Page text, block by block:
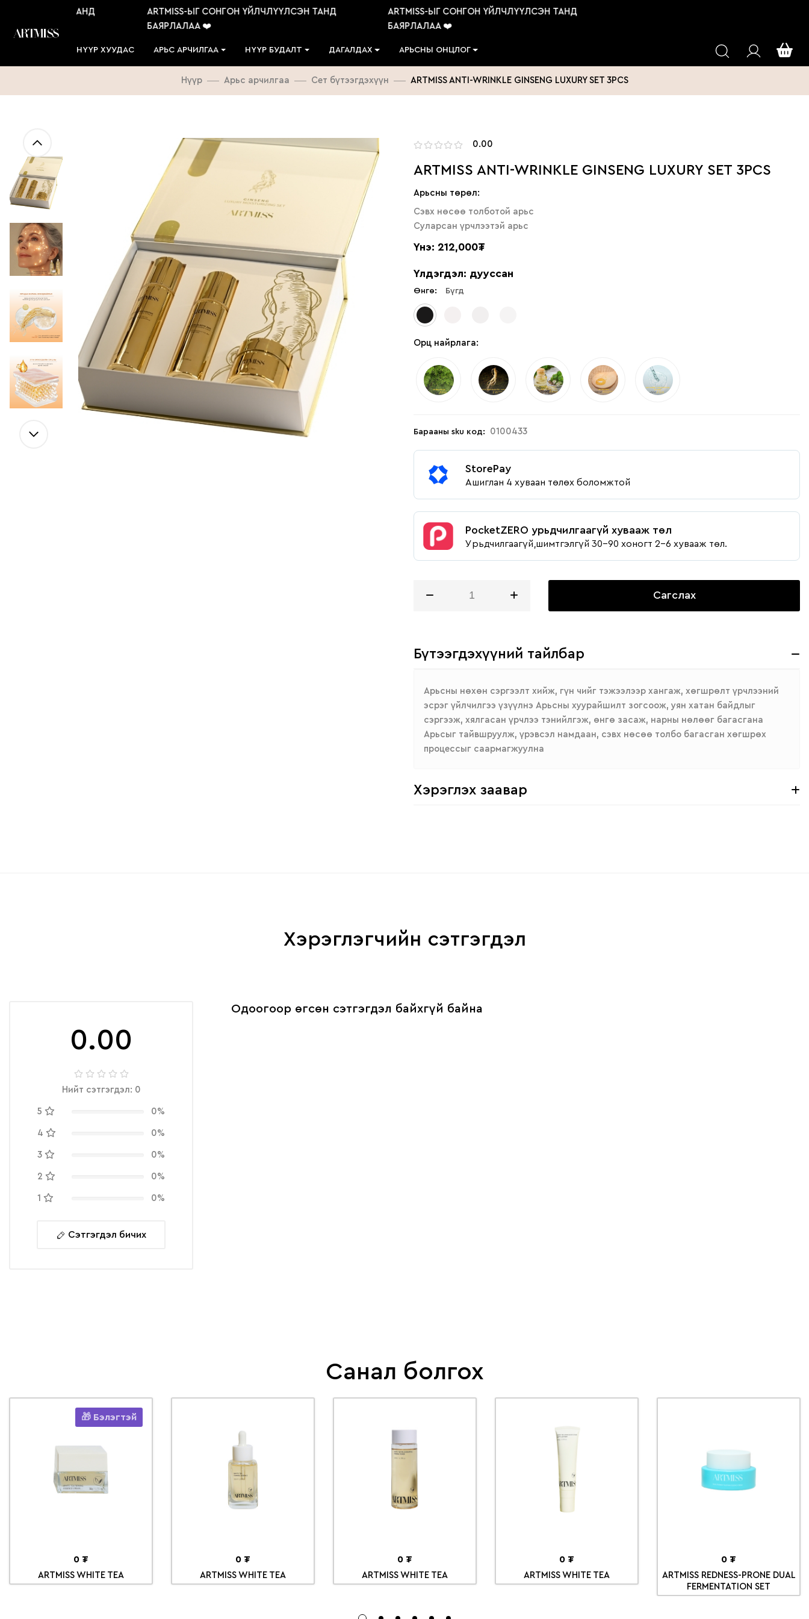
ТАНД
ARTMISS-ЫГ СОНГОН ҮЙЛЧЛҮҮЛСЭН ТАНД
БАЯРЛАЛАА ❤️
ARTMISS-ЫГ СОНГОН ҮЙЛЧЛҮҮЛСЭН ТАНД
БАЯРЛАЛАА ❤️
НҮҮР ХУУДАС АРЬС АРЧИЛГАА НҮҮР БУДАЛТ ДАГАЛДАХ АРЬСНЫ ОНЦЛОГ
Нүүр Арьс арчилгаа Сет бүтээгдэхүүн ARTMISS ANTI-WRINKLE GINSENG LUXURY SET 3PCS
0.00
ARTMISS ANTI-WRINKLE GINSENG LUXURY SET 3PCS
Арьсны төрөл:
Сэвх нөсөө толботой арьс
Суларсан үрчлээтэй арьс
Үнэ: 212,000₮
Үлдэгдэл: дууссан
Өнгө: Бүгд
Орц найрлага:
Барааны sku код: 0100433
StorePay
Ашиглан 4 хуваан төлөх боломжтой
PocketZERO урьдчилгаагүй хувааж төл
Урьдчилгаагүй,шимтгэлгүй 30-90 хоногт 2-6 хувааж төл.
Сагслах
Бүтээгдэхүүний тайлбар
Арьсны нөхөн сэргээлт хийж, гүн чийг тэжээлээр хангаж, хөгшрөлт үрчлээний
эсрэг үйлчилгээ үзүүлнэ Арьсны хуурайшилт зогсоож, уян хатан байдлыг
сэргээж, хялгасан үрчлээ тэнийлгэж, өнгө засаж, нарны нөлөөг багасгана
Арьсыг тайвшруулж, үрэвсэл намдаан, сэвх нөсөө толбо багасган хөгшрөх
процессыг саармагжуулна
Хэрэглэх заавар
Хэрэглэгчийн сэтгэгдэл
0.00
Нийт сэтгэгдэл: 0
5 0%
4 0%
3 0%
2 0%
1 0%
Сэтгэгдэл бичих
Одоогоор өгсөн сэтгэгдэл байхгүй байна
Санал болгох
Бэлэгтэй
0 ₮
ARTMISS WHITE TEA
0 ₮
ARTMISS WHITE TEA
0 ₮
ARTMISS WHITE TEA
0 ₮
ARTMISS WHITE TEA
0 ₮
ARTMISS REDNESS-PRONE DUAL
FERMENTATION SET